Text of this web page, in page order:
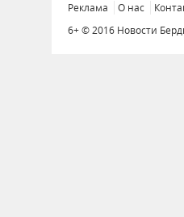
Реклама О нас
6+ © 2016 Новости